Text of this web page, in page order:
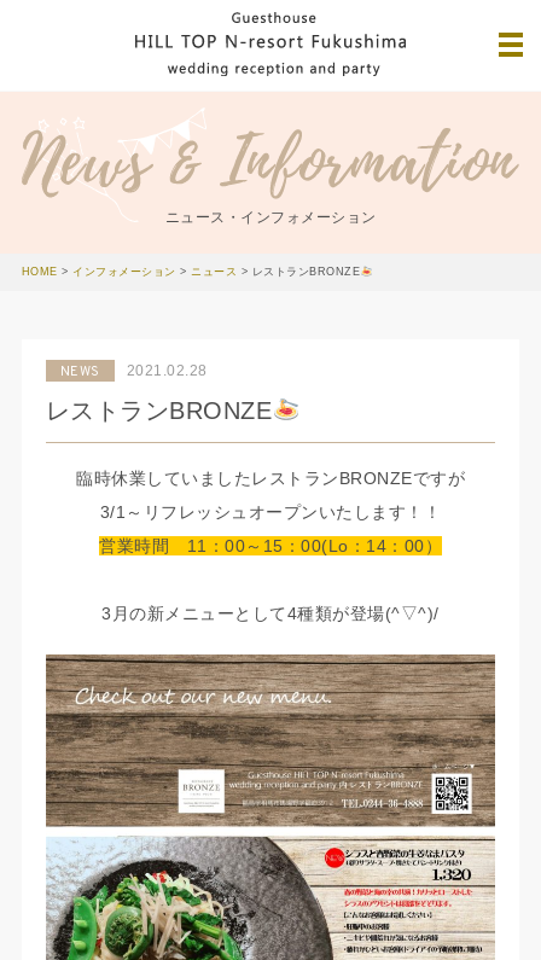
ニュース・インフォメーション
HOME > インフォメーション >ニュース > レストランBRONZE
NEWS 2021.02.28
レストランBRONZE
臨時休業していましたレストランBRONZEですが
3/1～リフレッシュオープンいたします！！
営業時間 11：00～15：00(Lo：14：00）
3月の新メニューとして4種類が登場(^▽^)/